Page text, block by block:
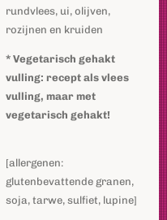
rundvlees, ui, olijven,
rozijnen en kruiden
* Vegetarisch gehakt
vulling: recept als vlees
vulling, maar met
vegetarisch gehakt!
[allergenen:
glutenbevattende granen,
soja, tarwe, sulfiet, lupine]